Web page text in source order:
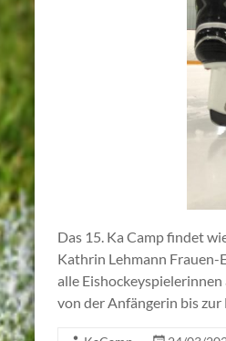
Das 15. Ka Camp findet
Kathrin Lehmann Frauen-
alle
von der Anfängerin bis